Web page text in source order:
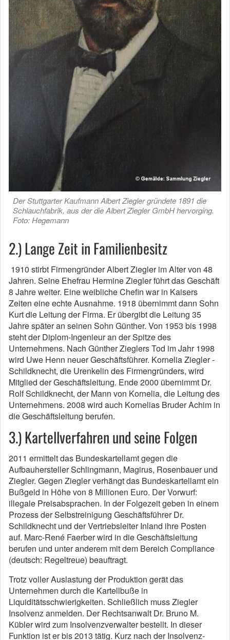
Der Stuttgarter Kaufmann Albert Ziegler gründete 1891 die
Schlauchfabrik, aus der die Albert Ziegler GmbH hervorging.
Foto: Hegemann
2.) Lange Zeit in Familienbesitz
1910 stirbt Firmengründer Albert Ziegler im Alter von 48
Jahren. Seine Ehefrau Hermine Ziegler führt das Geschäft
8 Jahre weiter. Eine weibliche Chefin war in Kaisers
Zeiten eine echte Ausnahme. 1918 übernimmt dann Sohn
Kurt die Leitung der Firma. Er übergibt die Leitung 35
Jahre später an seinen Sohn Günther. Von 1953 bis 1998
steht der Diplom-Ingenieur an der Spitze des
Unternehmens. Nach Günther Zieglers Tod im Jahr 1998
wird Uwe Henn neuer Geschäftsführer. Kornelia Ziegler -
Schildknecht, die Urenkelin des Firmengründers, wird
Mitglied der Geschäftsleitung. Ende 2000 übernimmt Dr.
Rolf Schildknecht, der Mann von Kornelia, die Leitung des
Unternehmens. 2008 wird auch Kornelias Bruder Achim in
die Geschäftsleitung berufen.
3.) Kartellverfahren und seine Folgen
2011 ermittelt das Bundeskartellamt gegen die
Aufbauhersteller Schlingmann, Magirus, Rosenbauer und
Ziegler. Gegen Ziegler verhängt das Bundeskartellamt ein
Bußgeld in Höhe von 8 Millionen Euro. Der Vorwurf:
illegale Preisabsprachen. In der Folgezeit geben in einem
Prozess der Selbstreinigung Geschäftsführer Dr.
Schildknecht und der Vertriebsleiter Inland ihre Posten
auf. Marc-René Faerber wird in die Geschäftsleitung
berufen und unter anderem mit dem Bereich Compliance
(deutsch: Regeltreue) beauftragt.
Trotz voller Auslastung der Produktion gerät das
Unternehmen durch die Kartellbuße in
Liquiditätsschwierigkeiten. Schließlich muss Ziegler
Insolvenz anmelden. Der Rechtsanwalt Dr. Bruno M.
Kübler wird zum Insolvenzverwalter bestellt. In dieser
Funktion ist er bis 2013 tätig. Kurz nach der Insolvenz-